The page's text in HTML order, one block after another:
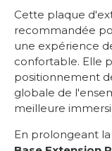
Cette plaque
recommandée
une expérience
confortable. Elle
positionnement
globale de
meilleure
En prolongeant la